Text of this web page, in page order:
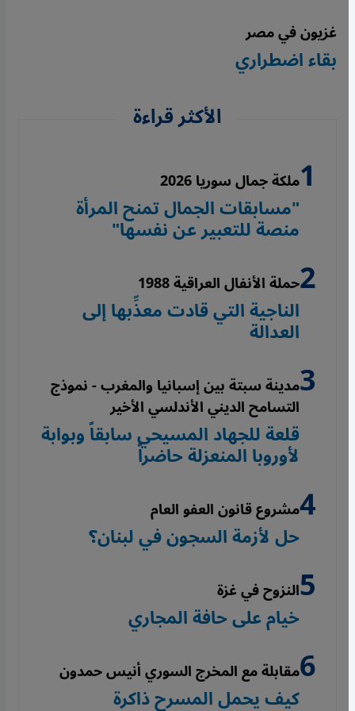
غزيون في مصر
بقاء اضطراري
الأكثر قراءة
ملكة جمال سوريا 2026
"مسابقات الجمال تمنح المرأة
منصة للتعبير عن نفسها"
حملة الأنفال العراقية 1988
الناجية التي قادت معذِّبها إلى
العدالة
مدينة سبتة بين إسبانيا والمغرب - نموذج
التسامح الديني الأندلسي الأخير
قلعة للجهاد المسيحي سابقاً وبوابة
لأوروبا المنعزلة حاضراً
مشروع قانون العفو العام
حل لأزمة السجون في لبنان؟
النزوح في غزة
خيام على حافة المجاري
مقابلة مع المخرج السوري أنيس حمدون
كيف يحمل المسرح ذاكرة